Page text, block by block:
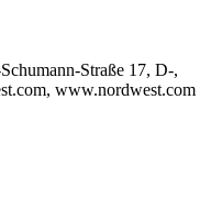
Straße 17, D-,
www.nordwest.com